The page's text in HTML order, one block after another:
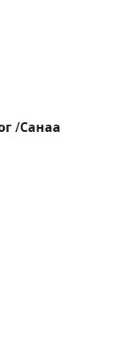
/Санаа